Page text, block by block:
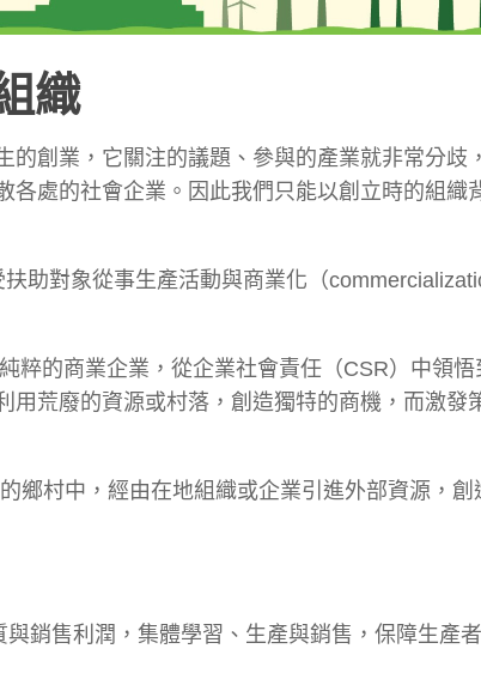
織
創業，它關注的議題、參與的產業就非常分歧
處的社會企業。因此我們只能以創立時的組織
助對象從事生產活動與商業化（
粹的商業企業，從企業社會責任（CSR）中領
荒廢的資源或村落，創造獨特的商機，而激發
鄉村中，經由在地組織或企業引進外部資源，創
銷售利潤，集體學習、生產與銷售，保障生產